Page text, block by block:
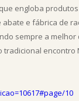
engloba
e fábrica de
sempre a
encontro
10